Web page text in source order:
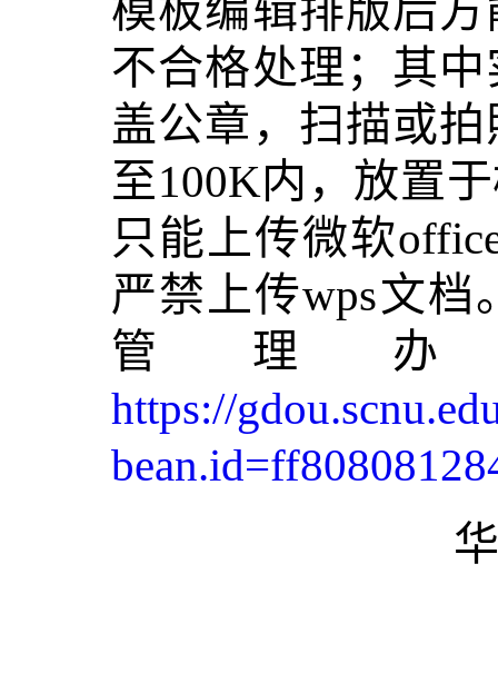
模板编辑排版后
不合格处理；其
盖公章，扫描或
至100K内，放置
只能上传微软
严禁上传wps文
管理
https://